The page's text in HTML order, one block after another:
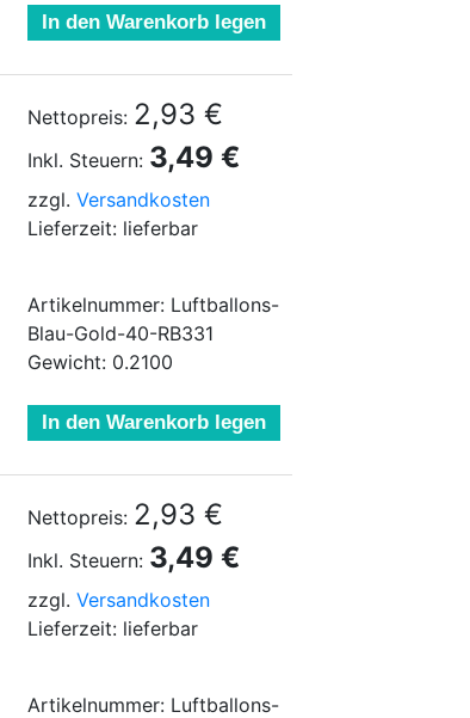
In den Warenkorb legen
Nettopreis: 2,93 €
Inkl. Steuern: 3,49 €
zzgl. Versandkosten
Lieferzeit: lieferbar
Artikelnummer: Luftballons-
Blau-Gold-40-RB331
Gewicht: 0.2100
In den Warenkorb legen
Nettopreis: 2,93 €
Inkl. Steuern: 3,49 €
zzgl. Versandkosten
Lieferzeit: lieferbar
Artikelnummer: Luftballons-